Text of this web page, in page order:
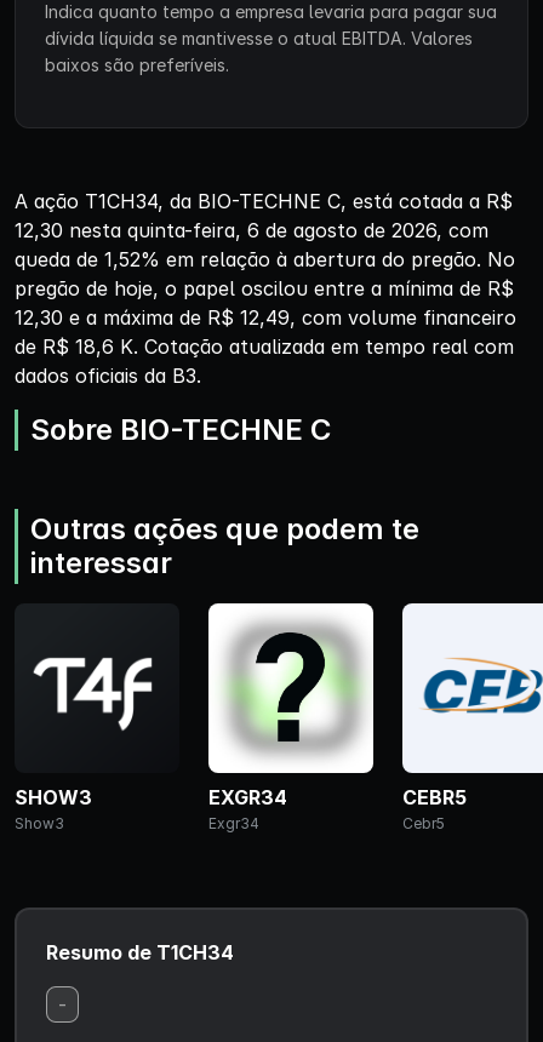
Indica quanto tempo a empresa levaria para pagar sua
dívida líquida se mantivesse o atual EBITDA. Valores
baixos são preferíveis.
A ação T1CH34, da BIO-TECHNE C, está cotada a R$
12,30 nesta quinta-feira, 6 de agosto de 2026, com
queda de 1,52% em relação à abertura do pregão. No
pregão de hoje, o papel oscilou entre a mínima de R$
12,30 e a máxima de R$ 12,49, com volume financeiro
de R$ 18,6 K. Cotação atualizada em tempo real com
dados oficiais da B3.
Sobre BIO-TECHNE C
Outras ações que podem te
interessar
SHOW3
Show3
EXGR34
Exgr34
CEBR5
Cebr5
Resumo de T1CH34
-